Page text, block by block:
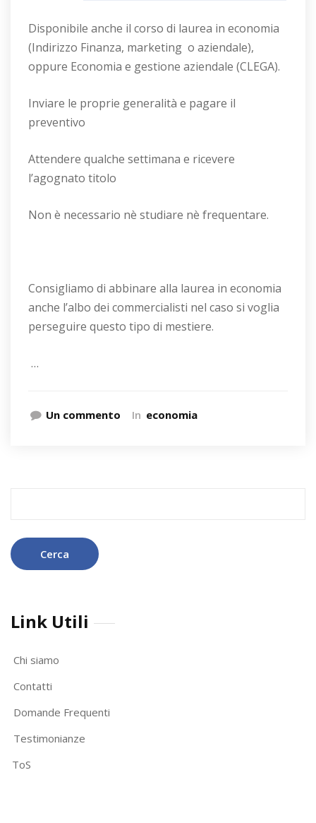
Disponibile anche il corso di laurea in economia
(Indirizzo Finanza, marketing o aziendale),
oppure Economia e gestione aziendale (CLEGA).
Inviare le proprie generalità e pagare il
preventivo
Attendere qualche settimana e ricevere
l’agognato titolo
Non è necessario nè studiare nè frequentare.
Consigliamo di abbinare alla laurea in economia
anche l’albo dei commercialisti nel caso si voglia
perseguire questo tipo di mestiere.
…
Un commento In economia
Link Utili
Chi siamo
Contatti
Domande Frequenti
Testimonianze
ToS